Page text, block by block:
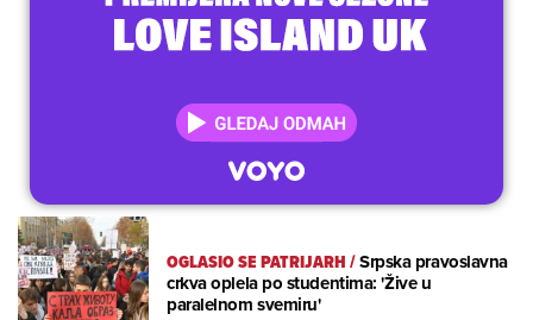
OGLASIO SE PATRIJARH/Srpska pravoslavna
crkva oplela po studentima: 'Žive u
paralelnom svemiru'